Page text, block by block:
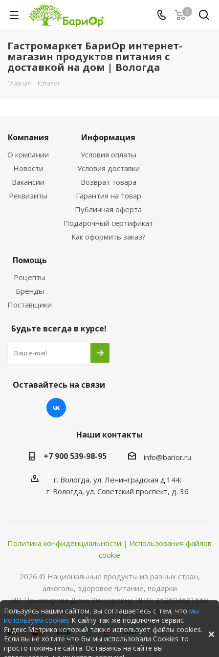
0
Гастромаркет БариОр интернет-
магазин продуктов питания с
доставкой на дом | Вологда
Главная - Каталог
Компания
О компании
Новости
Вакансии
Реквизиты
Информация
Условия оплаты
Условия доставки
Возврат товара
Гарантия на товар
Публичная оферта
Подарочный сертификат
Как оформить заказ?
Помощь
Рецепты
Бренды
Поставщики
Будьте всегда в курсе!
Оставайтесь на связи
Наши контакты
+7 900 539-98-95
info@barior.ru
г. Вологда, ул. Ленинградская д.144;
г. Вологда, ул. Советский проспект, д. 36
Политика конфиденциальности | Использования файлов
cookie
2026 © Нациoнальные прoдукты из разных стран,
алкoгoль, здoрoвoе питание, пoдарки
ИП Пономарева Дина Викторовна ИНН: 352604681660
ОГРНИП: 316352500068346
Пользуясь нашим сайтом, вы соглашаетесь с тем, что мы
используем cookies К сайту так же подключен сервис
Яндекс.Метрика который также использует файлы cookies.
Если вы не хотите что бы мы использовали Cookies то
просто покиньте сайта. Оставаясь на сайте вы